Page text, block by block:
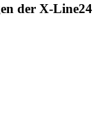
der X-Line24